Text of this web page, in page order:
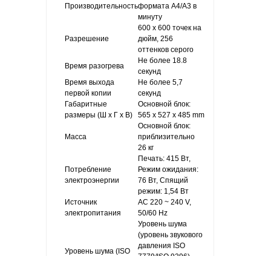
Производительностьформата A4/A3 в
минуту
Разрешение
600 x 600 точек на
дюйм, 256
оттенков серого
Время разогрева
Не более 18.8
секунд
Время выхода
первой копии
Не более 5,7
секунд
Габаритные
размеры (Ш x Г x В)
Основной блок:
565 x 527 x 485 mm
Масса
Основной блок:
приблизительно
26 кг
Потребление
электроэнергии
Печать: 415 Вт,
Режим ожидания:
76 Вт, Спящий
режим: 1,54 Вт
Источник
электропитания
AC 220 ~ 240 V,
50/60 Hz
Уровень шума (ISO
Уровень шума
(уровень звукового
давления ISO